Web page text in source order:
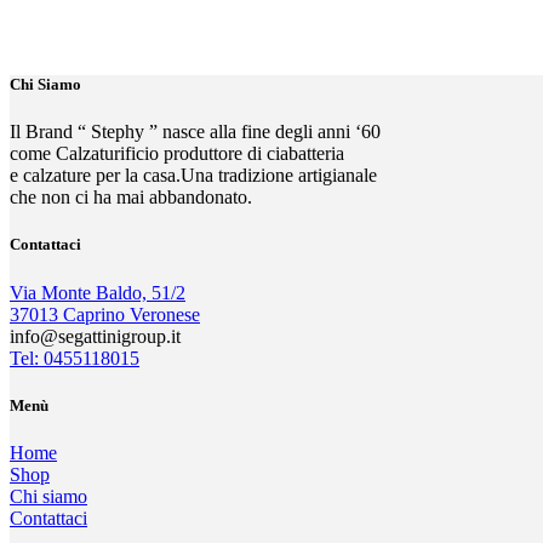
Chi Siamo
Il Brand “ Stephy ” nasce alla fine degli anni ‘60
come Calzaturificio produttore di ciabatteria
e calzature per la casa.Una tradizione artigianale
che non ci ha mai abbandonato.
Contattaci
Via Monte Baldo, 51/2
37013 Caprino Veronese
info@segattinigroup.it
Tel: 0455118015
Menù
Home
Shop
Chi siamo
Contattaci